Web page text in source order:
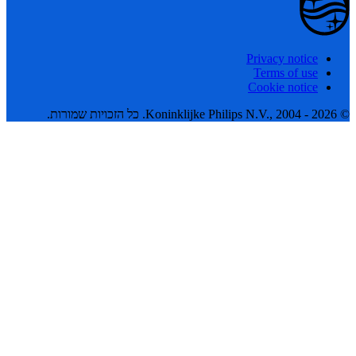
Privacy notice
Terms of use
Cookie notice